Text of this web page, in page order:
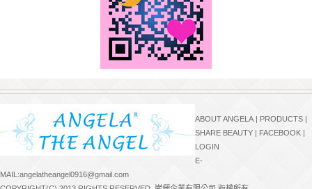
ABOUT ANGELA | PRODUCTS |
SHARE BEAUTY | FACEBOOK |
LOGIN
E-
MAIL:angelatheangel0916@gmail.com